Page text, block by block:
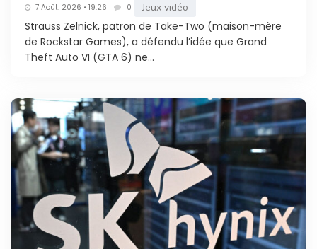
7 Août. 2026 • 19:26 0 Jeux vidéo
Strauss Zelnick, patron de Take-Two (maison-mère
de Rockstar Games), a défendu l’idée que Grand
Theft Auto VI (GTA 6) ne...